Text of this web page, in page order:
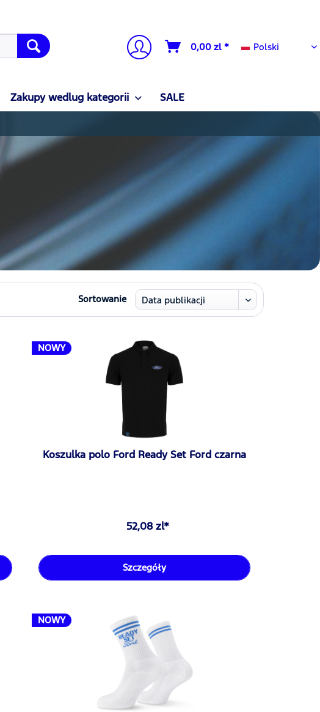
0,00 zl * Polski
Polski
Zakupy wedlug kategorii
SALE
Sortowanie
NOWY
Koszulka polo Ford Ready Set Ford czarna
52,08 zl*
Szczegóły
NOWY